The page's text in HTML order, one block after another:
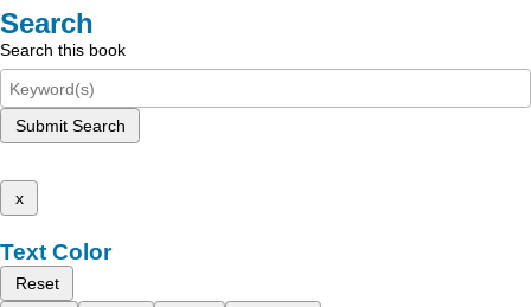
Search
Search this book
Submit Search
x
Text Color
Reset